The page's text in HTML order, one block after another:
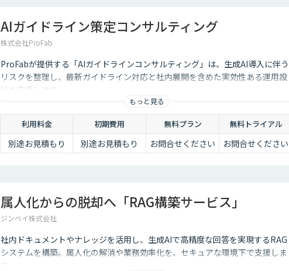
AIガイドライン策定コンサルティング
株式会社ProFab
ProFabが提供する「AIガイドラインコンサルティング」は、生成AI導入に伴う
リスクを整理し、最新ガイドライン対応と社内展開を含めた実効性ある運用設
計を支援します。
もっと見る
利用料金 初期費用 無料プラン 無料トライアル
別途お見積もり 別途お見積もり お問合せください お問合せください
属人化からの脱却へ「RAG構築サービス」
ジンベイ株式会社
社内ドキュメントやナレッジを活用し、生成AIで高精度な回答を実現するRAG
システムを構築。属人化の解消や業務効率化を、セキュアな環境下で支援しま
す。